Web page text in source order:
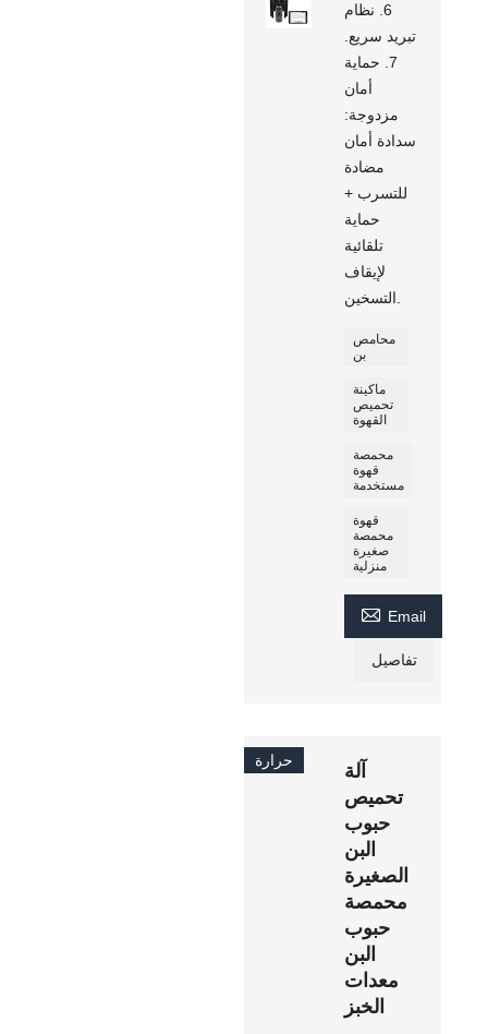
6. نظام
تبريد سريع.
7. حماية
أمان
مزدوجة:
سدادة أمان
مضادة
للتسرب +
حماية
تلقائية
لإيقاف
محامص
بن
ماكينة
تحميص
القهوة
محمصة
قهوة
مستخدمة
قهوة
محمصة
صغيرة
منزلية
 Email
تفاصيل
حرارة
آلة
تحميص
حبوب
البن
الصغيرة
محمصة
حبوب
البن
معدات
الخبز